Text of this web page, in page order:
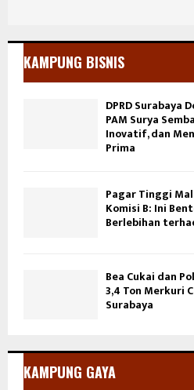
KAMPUNG BISNIS
DPRD Surabaya
PAM Surya
Inovatif, dan
Prima
Pagar Tinggi
Komisi B: Ini
Berlebihan
Bea Cukai dan
3,4 Ton Merkuri
Surabaya
KAMPUNG GAYA